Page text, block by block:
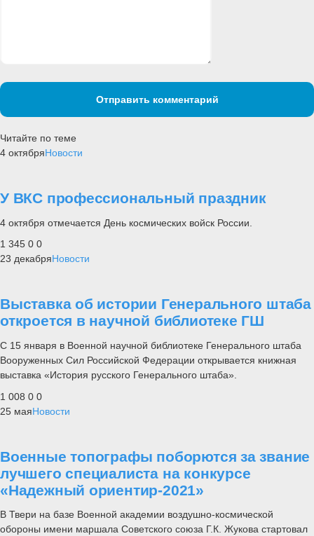
Отправить комментарий
Читайте по теме
4 октябряНовости
У ВКС профессиональный праздник
4 октября отмечается День космических войск России.
1 345 0 0
23 декабряНовости
Выставка об истории Генерального штаба
откроется в научной библиотеке ГШ
С 15 января в Военной научной библиотеке Генерального штаба
Вооруженных Сил Российской Федерации открывается книжная
выставка «История русского Генерального штаба».
1 008 0 0
25 маяНовости
Военные топографы поборются за звание
лучшего специалиста на конкурсе
«Надежный ориентир-2021»
В Твери на базе Военной академии воздушно-космической
обороны имени маршала Советского союза Г.К. Жукова стартовал